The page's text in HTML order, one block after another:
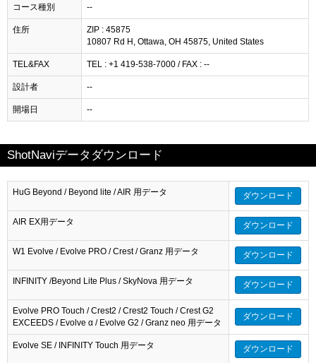
コース種別 --
住所
ZIP : 45875
10807 Rd H, Ottawa, OH 45875, United States
TEL&FAX TEL : +1 419-538-7000 / FAX : --
設計者 --
開場日 --
ShotNaviデータダウンロード
HuG Beyond / Beyond lite / AIR 用データ ダウンロード
AIR EX用データ ダウンロード
W1 Evolve / Evolve PRO / Crest / Granz 用データ ダウンロード
INFINITY /Beyond Lite Plus / SkyNova 用データ ダウンロード
Evolve PRO Touch / Crest2 / Crest2 Touch / Crest G2
EXCEEDS / Evolve α / Evolve G2 / Granz neo 用データ
ダウンロード
Evolve SE / INFINITY Touch 用データ ダウンロード